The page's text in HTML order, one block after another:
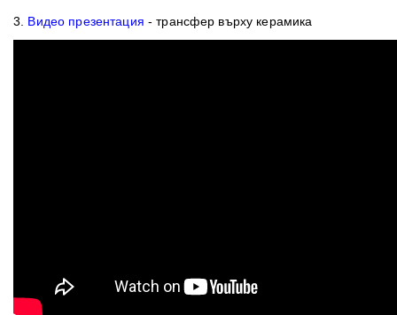
3. Видео презентация - трансфер върху керамика